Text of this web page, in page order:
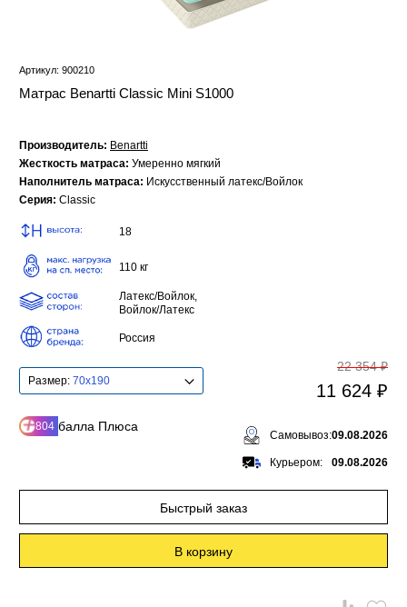
Артикул: 900210
Матрас Benartti Classic Mini S1000
Производитель: Benartti
Жесткость матраса: Умеренно мягкий
Наполнитель матраса: Искусственный латекс/Войлок
Серия: Classic
18
110 кг
Латекс/Войлок,
Войлок/Латекс
Россия
Размер: 70x190
804 балла Плюса
22 354 ₽
11 624 ₽
Самовывоз:09.08.2026
Курьером: 09.08.2026
Быстрый заказ
В корзину